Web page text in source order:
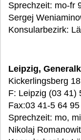
Sprechzeit: mo-fr
Sergej
Konsularbezirk:
Leipzig,
Kickerlingsberg
F: Leipzig (03 41)
Fax:03 41-5 64
Sprechzeit: mo,
Nikolaj